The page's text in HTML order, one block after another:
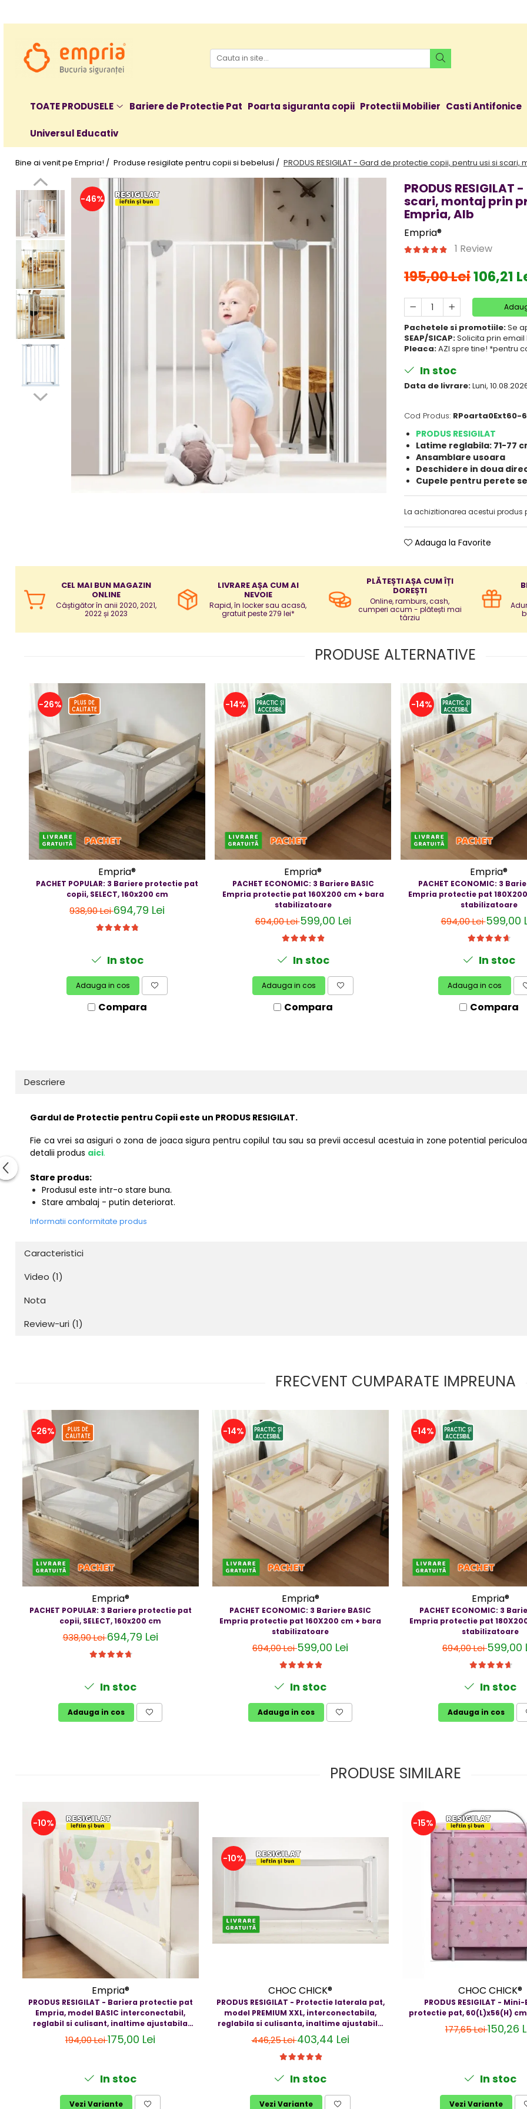
Protectii pat
Aparatori laterale patut bebe
Protectii mobilier
Protectie colturi mobila copii
Sigurante pentru sertare si usi
Sigurante geamuri si usi glisante
Kituri de siguranta pentru copii si
bebelusi
Protectii casa
Protectii utile
Poarta siguranta copii
Deflectoare pentru aer
conditionat
Protectii exterior
Echipament protectie bicicleta si
Ochelari de soare
Carucioare si scaune auto
Tarcuri copii / bebelusi
Scaune masa
Diversificare bebelusi
Baia bebelusului
Jucarii copii si jocuri educative
Jucarii dentitie
Jocuri educative
Jucarii bebelusi
Covorase ortopedice senzoriale
Cuburi magnetice JollyHeap®
Rechizite scolare
LEGO
Stikere decorative si covoare
Stickere decorative
Covorase de joaca
Siguranta animale companie
Carduri Cadou
TOATE PRODUSELE Bariere de Protectie Pat Poarta siguranta copii Protectii Mobilier Casti Antifonice
Universul Educativ
Bine ai venit pe Empria! / Produse resigilate pentru copii si bebelusi / PRODUS RESIGILAT - Gard de protectie copii, pentru usi si
PRODUS
scari, montaj prin
Empria, Alb
Empria®
1 Review
-46%
195,00 Lei106,21
Pachetele si promotiile:Se
SEAP/SICAP:Solicita prin email
Pleaca:AZI spre tine! *pentru
In stoc
Data de livrare:Luni,
Cod Produs: RPoarta0Ext60-
PRODUS RESIGILAT
Latime reglabila: 71-77
Ansamblare usoara
Deschidere in doua
Cupele pentru perete
La achizitionarea acestui produs
Adauga la Favorite
CEL MAI BUN MAGAZIN
ONLINE
Câștigător în anii 2020, 2021,
2022 și 2023
LIVRARE AȘA CUM AI
NEVOIE
Rapid, în locker sau acasă,
gratuit peste 279 lei*
PLĂTEȘTI AȘA CUM ÎȚI
DOREȘTI
Online, ramburs, cash,
cumperi acum - plătești mai
târziu
PRODUSE ALTERNATIVE
-26%
Empria®
PACHET POPULAR: 3 Bariere protectie pat
copii, SELECT, 160x200 cm
938,90 Lei694,79 Lei
In stoc
Adauga in cos
Compara
-14%
Empria®
PACHET ECONOMIC: 3 Bariere BASIC
Empria protectie pat 160X200 cm + bara
stabilizatoare
694,00 Lei599,00 Lei
In stoc
Adauga in cos
Compara
-14%
Empria®
PACHET ECONOMIC: 3
Empria protectie pat
stabilizatoare
694,00 Lei599,00
In stoc
Adauga in cos
Compara
Descriere
Gardul de Protectie pentru Copii este un PRODUS RESIGILAT.
Fie ca vrei sa asiguri o zona de joaca sigura pentru copilul tau sau sa previi accesul acestuia in zone potential
detalii produs aici.
Stare produs:
Produsul este intr-o stare buna.
Stare ambalaj - putin deteriorat.
Informatii conformitate produs
Caracteristici
Video (1)
Nota
Review-uri (1)
FRECVENT CUMPARATE IMPREUNA
-26%
Empria®
PACHET POPULAR: 3 Bariere protectie pat
copii, SELECT, 160x200 cm
938,90 Lei694,79 Lei
In stoc
Adauga in cos
-14%
Empria®
PACHET ECONOMIC: 3 Bariere BASIC
Empria protectie pat 160X200 cm + bara
stabilizatoare
694,00 Lei599,00 Lei
In stoc
Adauga in cos
-14%
Empria®
PACHET ECONOMIC: 3
Empria protectie pat
stabilizatoare
694,00 Lei599,00
In stoc
Adauga in cos
PRODUSE SIMILARE
-10%
Empria®
PRODUS RESIGILAT - Bariera protectie pat
Empria, model BASIC interconectabil,
reglabil si culisant, inaltime ajustabila
pana la 94 cm, Diverse dimensiuni
194,00 Lei175,00 Lei
In stoc
Vezi Variante
-10%
CHOC CHICK®
PRODUS RESIGILAT - Protectie laterala pat,
model PREMIUM XXL, interconectabila,
reglabila si culisanta, inaltime ajustabila
pana la 97 cm, Diverse dimensiuni si culori
446,25 Lei403,44 Lei
In stoc
Vezi Variante
-15%
CHOC CHICK®
PRODUS RESIGILAT -
protectie pat, 60(L)x56(H)
177,65 Lei150,26
In stoc
Vezi Variante